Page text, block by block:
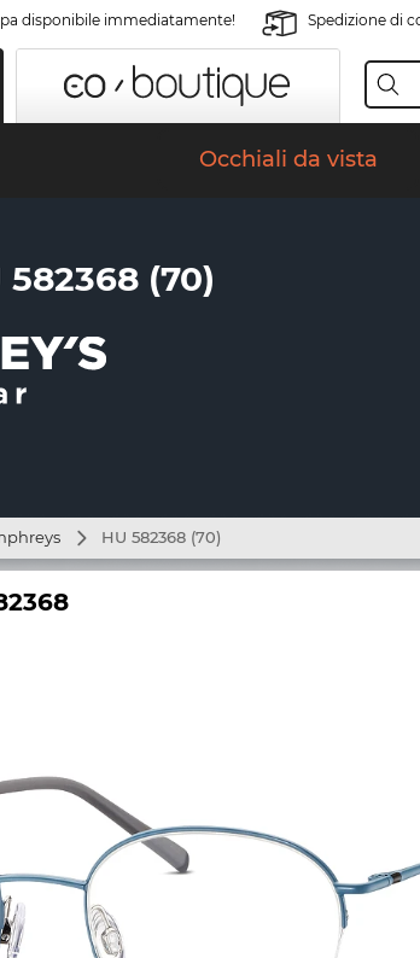
disponibile immediatamente! Spedizione di
Occhiali da vista
582368 (70)
HU 582368 (70)